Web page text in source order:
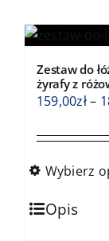
wariantów.
można
wybrać
stronie
produktu
Zestaw do
żyrafy z
159,00zł–
Wybierz
Ten
produkt
Opis